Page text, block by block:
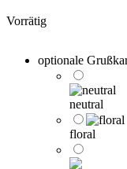
Vorrätig
optionale
neutral
floral